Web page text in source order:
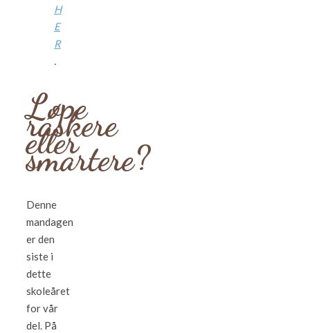
H
E
R
.
Løpe
raskere
eller
smartere?
Denne
mandagen
er den
siste i
dette
skoleåret
for vår
del. På